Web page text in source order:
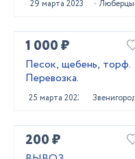
29 марта 2023 Люберцы
1 000 ₽
Песок, щебень, торф.
Перевозка.
25 марта 2023 Звенигород
200 ₽